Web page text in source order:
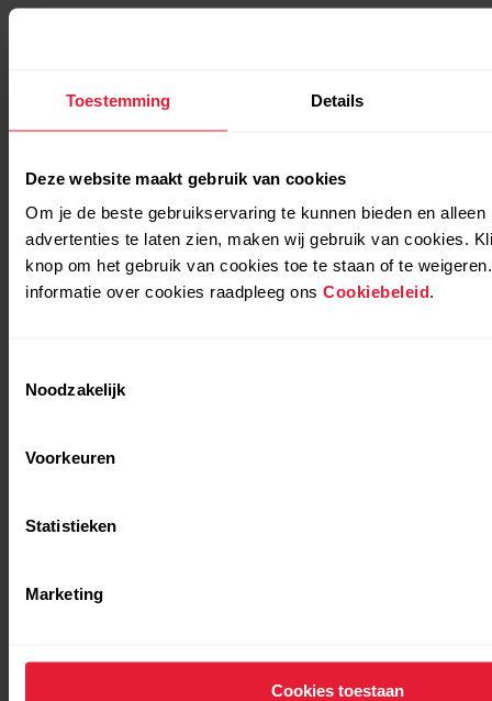
Toestemming Details
Deze website maakt gebruik van cookies
Om je de beste gebruikservaring te kunnen bieden en alleen
advertenties te laten zien, maken wij gebruik van cookies.
knop om het gebruik van cookies toe te staan of te
informatie over cookies raadpleeg ons Cookiebeleid.
Noodzakelijk
Voorkeuren
Statistieken
Marketing
Cookies toestaan